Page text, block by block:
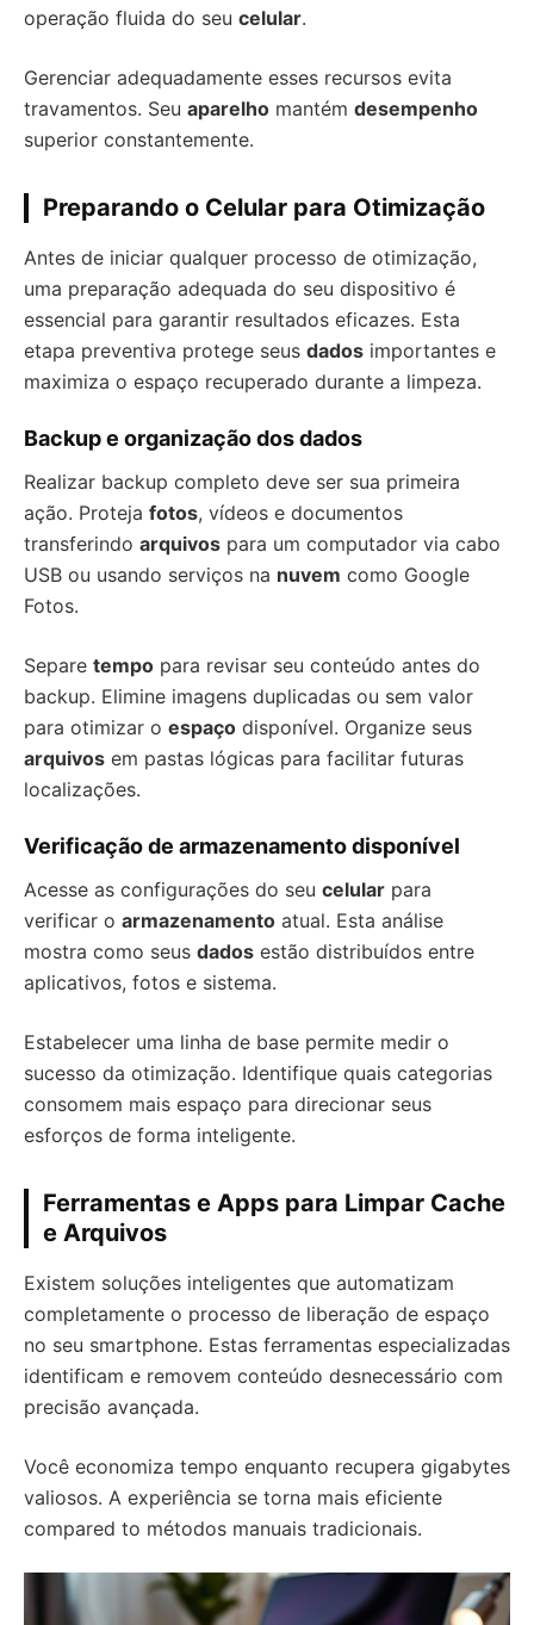
operação fluida do seu celular.
Gerenciar adequadamente esses recursos evita
travamentos. Seu aparelho mantém desempenho
superior constantemente.
Preparando o Celular para Otimização
Antes de iniciar qualquer processo de otimização,
uma preparação adequada do seu dispositivo é
essencial para garantir resultados eficazes. Esta
etapa preventiva protege seus dados importantes e
maximiza o espaço recuperado durante a limpeza.
Backup e organização dos dados
Realizar backup completo deve ser sua primeira
ação. Proteja fotos, vídeos e documentos
transferindo arquivos para um computador via cabo
USB ou usando serviços na nuvem como Google
Fotos.
Separe tempo para revisar seu conteúdo antes do
backup. Elimine imagens duplicadas ou sem valor
para otimizar o espaço disponível. Organize seus
arquivos em pastas lógicas para facilitar futuras
localizações.
Verificação de armazenamento disponível
Acesse as configurações do seu celular para
verificar o armazenamento atual. Esta análise
mostra como seus dados estão distribuídos entre
aplicativos, fotos e sistema.
Estabelecer uma linha de base permite medir o
sucesso da otimização. Identifique quais categorias
consomem mais espaço para direcionar seus
esforços de forma inteligente.
Ferramentas e Apps para Limpar Cache
e Arquivos
Existem soluções inteligentes que automatizam
completamente o processo de liberação de espaço
no seu smartphone. Estas ferramentas especializadas
identificam e removem conteúdo desnecessário com
precisão avançada.
Você economiza tempo enquanto recupera gigabytes
valiosos. A experiência se torna mais eficiente
compared to métodos manuais tradicionais.